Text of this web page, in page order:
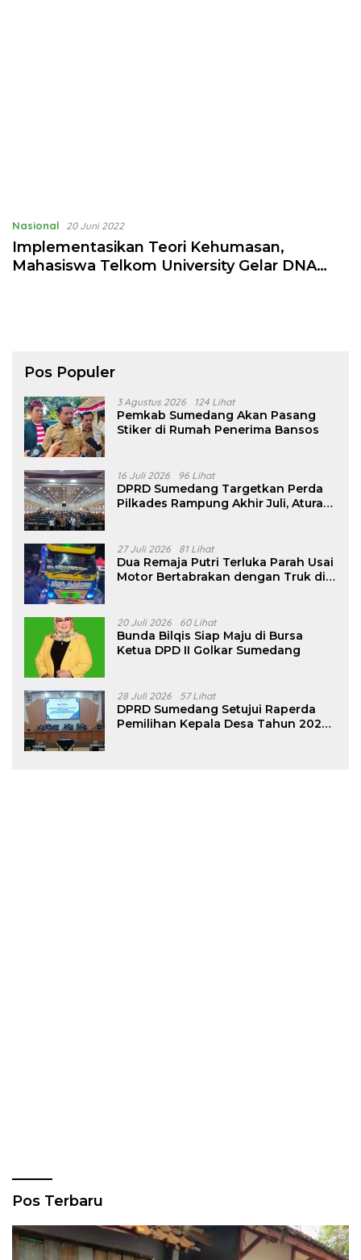
Nasional 20 Juni 2022
Implementasikan Teori Kehumasan,
Mahasiswa Telkom University Gelar DNA
Pos Populer
3 Agustus 2026 124 Lihat
Pemkab Sumedang Akan Pasang
Stiker di Rumah Penerima Bansos
16 Juli 2026 96 Lihat
DPRD Sumedang Targetkan Perda
Pilkades Rampung Akhir Juli, Aturan
27 Juli 2026 81 Lihat
Dua Remaja Putri Terluka Parah Usai
Motor Bertabrakan dengan Truk di
20 Juli 2026 60 Lihat
Bunda Bilqis Siap Maju di Bursa
Ketua DPD II Golkar Sumedang
28 Juli 2026 57 Lihat
DPRD Sumedang Setujui Raperda
Pemilihan Kepala Desa Tahun 2026
Pos Terbaru